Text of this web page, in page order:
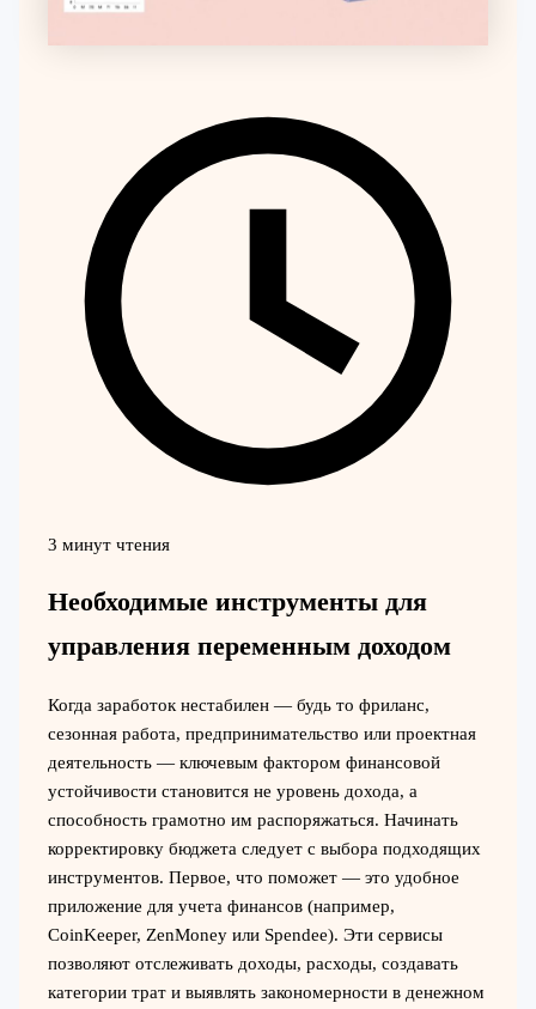
3 минут чтения
Необходимые инструменты для
управления переменным доходом
Когда заработок нестабилен — будь то фриланс,
сезонная работа, предпринимательство или проектная
деятельность — ключевым фактором финансовой
устойчивости становится не уровень дохода, а
способность грамотно им распоряжаться. Начинать
корректировку бюджета следует с выбора подходящих
инструментов. Первое, что поможет — это удобное
приложение для учета финансов (например,
CoinKeeper, ZenMoney или Spendee). Эти сервисы
позволяют отслеживать доходы, расходы, создавать
категории трат и выявлять закономерности в денежном